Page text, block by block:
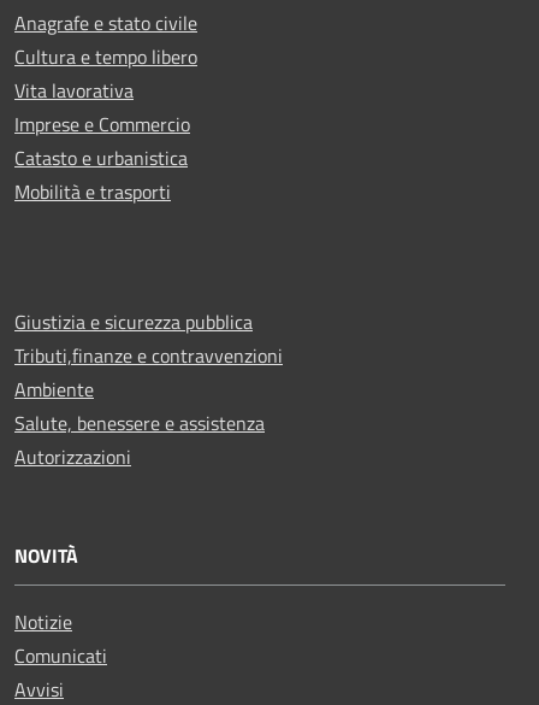
Anagrafe e stato civile
Cultura e tempo libero
Vita lavorativa
Imprese e Commercio
Catasto e urbanistica
Mobilità e trasporti
Giustizia e sicurezza pubblica
Tributi,finanze e contravvenzioni
Ambiente
Salute, benessere e assistenza
Autorizzazioni
NOVITÀ
Notizie
Comunicati
Avvisi